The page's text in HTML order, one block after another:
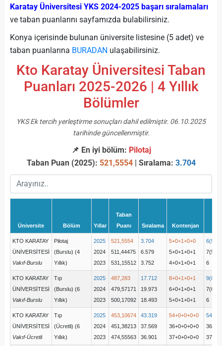
Karatay Üniversitesi YKS 2024-2025 başarı sıralamaları
ve taban puanlarını sayfamızda bulabilirsiniz.
Konya içerisinde bulunan üniversite listesine (5 adet) ve
taban puanlarına BURADAN ulaşabilirsiniz.
Kto Karatay Üniversitesi Taban
Puanları 2025-2026 | 4 Yıllık
Bölümler
YKS Ek tercih yerleştirme sonuçları dahil edilmiştir. 06.10.2025
tarihinde güncellenmiştir.
📌 En iyi bölüm: Pilotaj
Taban Puan (2025): 521,5554| Sıralama: 3.704
Üniversite Bölüm Yıllar
Taban
Puanı
Sıralama Kontenjan
KTO KARATAY
ÜNİVERSİTESİ
Vakıf-Burslu
Pilotaj
(Burslu) (4
Yıllık)
2025
2024
2023
521,5554
511,44475
531,15512
3.704
6.579
3.752
5+0+1+0+0
5+0+1+0+1
4+0+1+0+1
6
KTO KARATAY
ÜNİVERSİTESİ
Vakıf-Burslu
Tıp
(Burslu) (6
Yıllık)
2025
2024
2023
487,283
479,57171
500,17092
17.712
19.973
18.493
8+0+1+0+1
6+0+1+0+1
5+0+1+0+1
6
KTO KARATAY
ÜNİVERSİTESİ
Vakıf-Ücretli
Tıp
(Ücretli) (6
Yıllık)
2025
2024
2023
453,10674
451,38213
474,55563
43.319
37.569
36.901
54+0+0+0+0
36+0+0+0+0
37+0+0+0+0
37